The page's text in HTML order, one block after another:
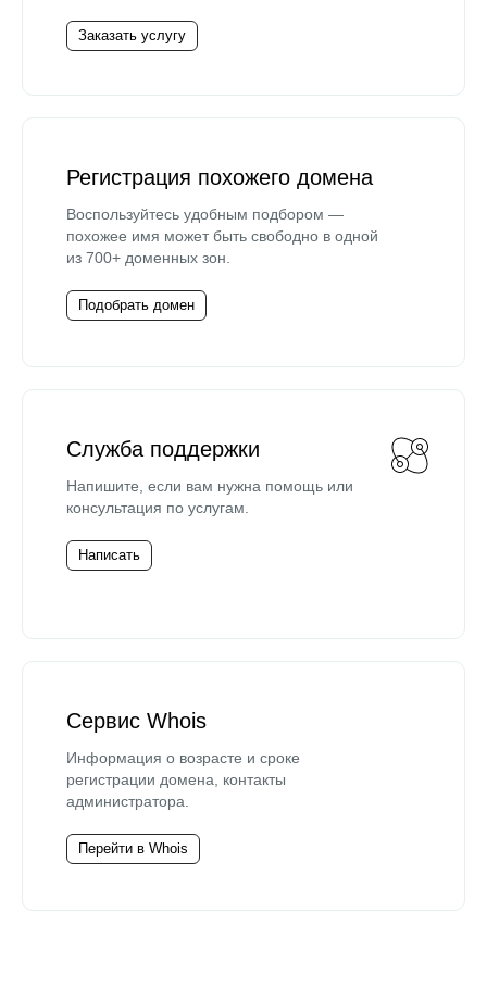
Заказать услугу
Регистрация похожего домена
Воспользуйтесь удобным подбором —
похожее имя может быть свободно в одной
из 700+ доменных зон.
Подобрать домен
Служба поддержки
Напишите, если вам нужна помощь или
консультация по услугам.
Написать
Сервис Whois
Информация о возрасте и сроке
регистрации домена, контакты
администратора.
Перейти в Whois